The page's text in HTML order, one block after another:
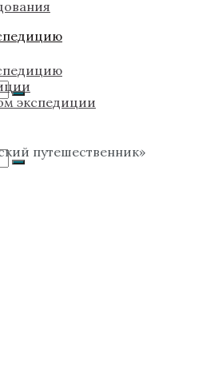
экспедиции
путешественник»